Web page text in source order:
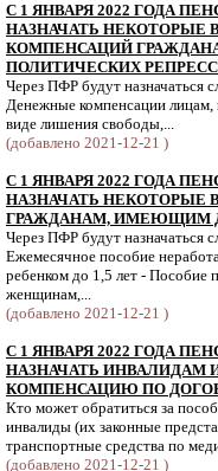
С 1 ЯНВАРЯ 2022 ГОДА
НАЗНАЧАТЬ
КОМПЕНСАЦИЙ
ПОЛИТИЧЕСКИХ
Через ПФР будут назначаться
Денежные компенсации лицам,
виде лишения свободы,...
(добавлено 2021-12-21 )
С 1 ЯНВАРЯ 2022 ГОДА
НАЗНАЧАТЬ НЕКОТОРЫЕ
ГРАЖДАНАМ, ИМЕЮЩИМ
Через ПФР будут назначаться
Ежемесячное пособие
ребенком до 1,5 лет - Пособие
женщинам,...
(добавлено 2021-12-21 )
С 1 ЯНВАРЯ 2022 ГОДА
НАЗНАЧАТЬ ИНВАЛИДАМ
КОМПЕНСАЦИЮ ПО
Кто может обратиться за
инвалиды (их законные
транспортные средства по
(добавлено 2021-12-21 )